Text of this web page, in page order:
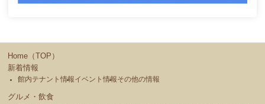
Home（TOP）
新着情報
館内テナント情報イベント情報その他の情報
グルメ・飲食